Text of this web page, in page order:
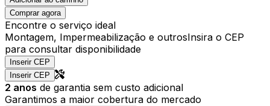
Comprar agora
Encontre o serviço ideal
Montagem, Impermeabilização e outrosInsira o CEP
para consultar disponibilidade
Inserir CEP
Inserir CEP
2 anos de garantia sem custo adicional
Garantimos a maior cobertura do mercado